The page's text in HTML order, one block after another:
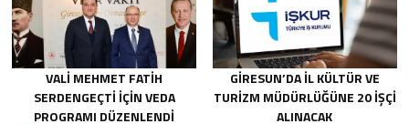
VALI MEHMET FATIH
SERDENGEÇTI İÇIN VEDA
PROGRAMI DÜZENLENDI
GIRESUN’DA İL KÜLTÜR VE
TURIZM MÜDÜRLÜĞÜNE 20 İŞÇI
ALINACAK